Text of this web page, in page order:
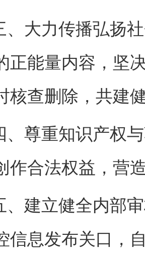
力传播弘扬社
正能量内容，坚
核查删除，共建
重知识产权与
作合法权益，营
立健全内部审
信息发布关口，